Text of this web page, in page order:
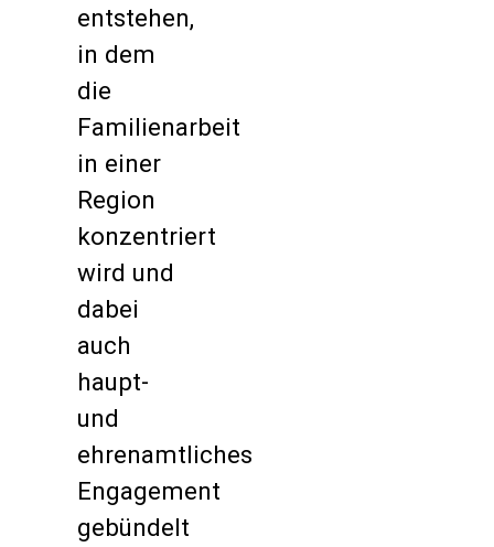
entstehen,
in dem
die
Familienarbeit
in einer
Region
konzentriert
wird und
dabei
auch
haupt-
und
ehrenamtliches
Engagement
gebündelt